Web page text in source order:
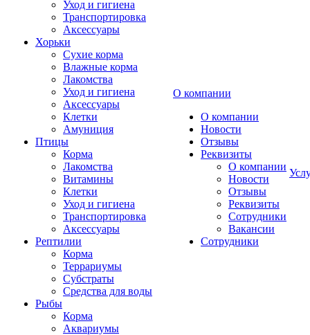
Уход и гигиена
Транспортировка
Аксессуары
Хорьки
Сухие корма
Влажные корма
Лакомства
Уход и гигиена
Аксессуары
Клетки
Амуниция
Птицы
Корма
Лакомства
Витамины
Клетки
Уход и гигиена
Транспортировка
Аксессуары
Рептилии
Корма
Террариумы
Субстраты
Средства для воды
Рыбы
Корма
Аквариумы
О компании
О компании
Новости
Отзывы
Реквизиты
О компании
Новости
Отзывы
Реквизиты
Сотрудники
Вакансии
Сотрудники